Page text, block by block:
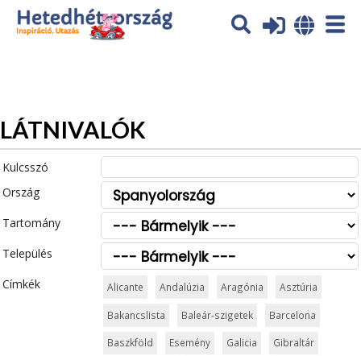
Az oldal sütiket (cookies) használ. További tájékoztatás itt:
Adatvédelmi tájékoztató
LÁTNIVALÓK
Kulcsszó
Ország
Tartomány
Település
Címkék
Alicante Andalúzia Aragónia Asztúria
Bakancslista Baleár-szigetek Barcelona
Baszkföld Esemény Galicia Gibraltár